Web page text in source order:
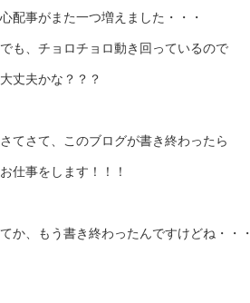
心配事がまた一つ増えました・・・
でも、チョロチョロ動き回っているので
大丈夫かな？？？
さてさて、このブログが書き終わったら
お仕事をします！！！
てか、もう書き終わったんですけどね・・・